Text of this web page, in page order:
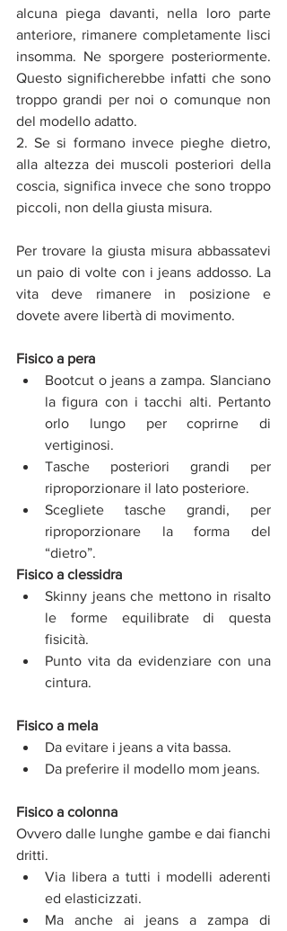
alcuna piega davanti, nella loro parte
anteriore, rimanere completamente lisci
insomma. Ne sporgere posteriormente.
Questo significherebbe infatti che sono
troppo grandi per noi o comunque non
del modello adatto.
2. Se si formano invece pieghe dietro,
alla altezza dei muscoli posteriori della
coscia, significa invece che sono troppo
piccoli, non della giusta misura.
Per trovare la giusta misura abbassatevi
un paio di volte con i jeans addosso. La
vita deve rimanere in posizione e
dovete avere libertà di movimento.
Fisico a pera
Bootcut o jeans a zampa. Slanciano
la figura con i tacchi alti. Pertanto
orlo lungo per coprirne di
vertiginosi.
Tasche posteriori grandi per
riproporzionare il lato posteriore.
Scegliete tasche grandi, per
riproporzionare la forma del
“dietro”.
Fisico a clessidra
Skinny jeans che mettono in risalto
le forme equilibrate di questa
fisicità.
Punto vita da evidenziare con una
cintura.
Fisico a mela
Da evitare i jeans a vita bassa.
Da preferire il modello mom jeans.
Fisico a colonna
Ovvero dalle lunghe gambe e dai fianchi
dritti.
Via libera a tutti i modelli aderenti
ed elasticizzati.
Ma anche ai jeans a zampa di